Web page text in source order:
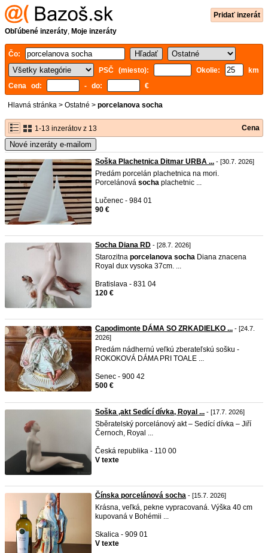
Pridať inzerát
Obľúbené inzeráty, Moje inzeráty
Čo:
PSČ (miesto):
Okolie:
km
Cena od:
- do: €
Hlavná stránka > Ostatné > porcelanova socha
1-13 inzerátov z 13 Cena
Nové inzeráty e-mailom
Soška Plachetnica Ditmar URBA ... - [30.7. 2026]
Predám porcelán plachetnica na mori.
Porcelánová socha plachetnic ...
Lučenec - 984 01
90 €
Socha Diana RD - [28.7. 2026]
Starozitna porcelanova socha Diana znacena
Royal dux vysoka 37cm. ...
Bratislava - 831 04
120 €
Capodimonte DÁMA SO ZRKADIELKO ... - [24.7.
2026]
Predám nádhernú veľkú zberateľskú sošku -
ROKOKOVÁ DÁMA PRI TOALE ...
Senec - 900 42
500 €
Soška ,akt Sedící dívka, Royal ... - [17.7. 2026]
Sběratelský porcelánový akt – Sedící dívka – Jiří
Černoch, Royal ...
Česká republika - 110 00
V texte
Čínska porcelánová socha - [15.7. 2026]
Krásna, veľká, pekne vypracovaná. Výška 40 cm
kupovaná v Bohémii ...
Skalica - 909 01
V texte